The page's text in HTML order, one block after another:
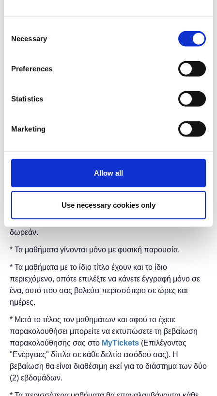
Selection
Necessary
Preferences
Statistics
Marketing
Allow all
Use necessary cookies only
σε περισσότερο προχωρημένες έννοιες.
Αντικείμενα μαθήματος:
- Objects
- Modules
- Εισαγωγή στα Python frameworks (Django, Flask)
Διάρκεια προγράμματος:8 ώρες.
ΣτοFound.ation
Η εκδήλωση γίνεταιμε την υποστήριξη της
"MicrosoftHellas"και ησυμμετοχή για το κοινό είναι
δωρεάν.
* Τα μαθήματα γίνονται μόνο με φυσική παρουσία.
* Τα μαθήματα με το ίδιο τίτλο έχουν και το ίδιο
περιεχόμενο, οπότε επιλέξτε να κάνετε έγγραφή μόνο σε
ένα, αυτό που σας βολεύει περισσότερο σε ώρες και
ημέρες.
* Μετά το τέλος τον μαθημάτων και αφού το έχετε
παρακολουθήσει μπορείτε να εκτυπώσετε τη βεβαίωση
παρακολούθησης ​σας στο MyTickets (Επιλέγοντας
"Ενέργειες" δίπλα σε κάθε δελτίο εισόδου σας). Η
βεβαίωση θα είναι διαθέσιμη εκεί για το διάστημα των δύο
(2) εβδομάδων.